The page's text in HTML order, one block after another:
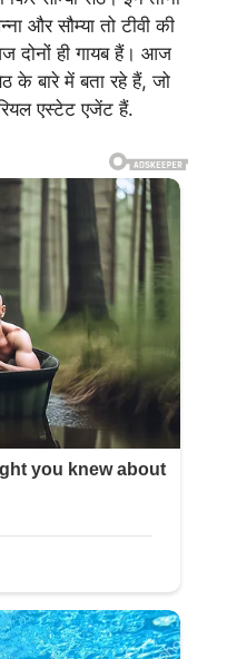
और सौम्या तो टीवी की
दोनों ही गायब हैं। आज
के बारे में बता रहे हैं, जो
एस्टेट एजेंट हैं.